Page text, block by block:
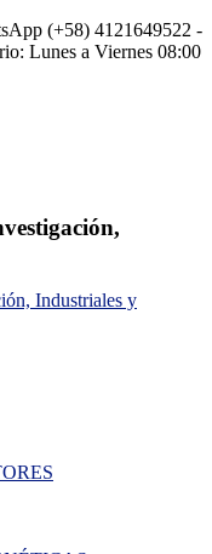
(+58) 4121649522 -
Lunes a Viernes 08:00